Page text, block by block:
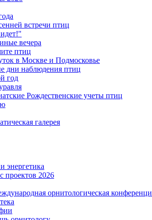
встречи птиц
вечера
птиц
в Москве и Подмосковье
дни наблюдения птиц
год
Рождественские учеты птиц
галерея
энергетика
проектов 2026
орнитологическая